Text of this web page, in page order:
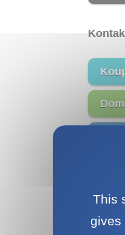
This
gives